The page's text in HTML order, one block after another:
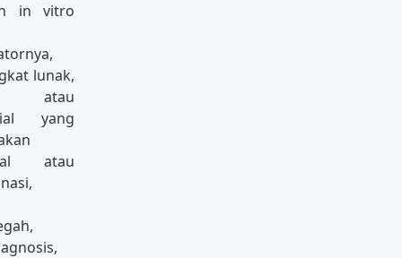
in vitro
lunak,
atau
yang
atau